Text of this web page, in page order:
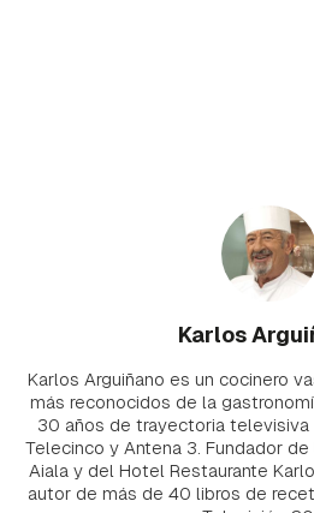
Karlos
Karlos Arguiñano es un cocinero
más reconocidos de la
30 años de trayectoria televisiva
Telecinco y Antena 3. Fundador
Aiala y del Hotel Restaurante
autor de más de 40 libros de